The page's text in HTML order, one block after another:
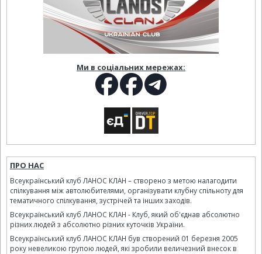
Ми в соціальних мережах:
ПРО НАС
Всеукраїнський клуб ЛАНОС КЛАН – створено з метою налагодити
спілкування між автолюбителями, організувати клубну спільноту для
тематичного спілкування, зустрічей та інших заходів.
Всеукраїнський клуб ЛАНОС КЛАН - Клуб, який об'єднав абсолютно
різних людей з абсолютно різних куточків України.
Всеукраїнський клуб ЛАНОС КЛАН був створений 01 березня 2005
року невеликою групою людей, які зробили величезний внесок в